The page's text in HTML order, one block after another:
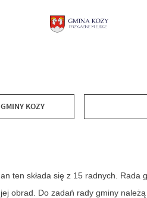
KOZY
składa się z 15 radnych. Rada
obrad. Do zadań rady gminy